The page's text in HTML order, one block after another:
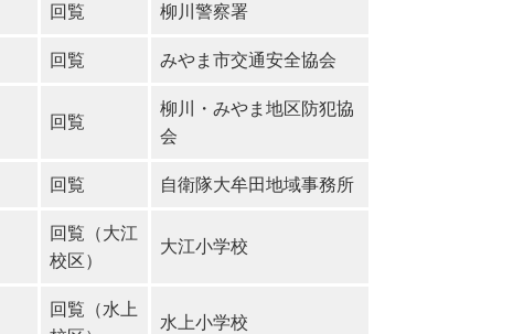
回覧 柳川警察署
回覧 みやま市交通安全協会
回覧
柳川・みやま地区防犯協
会
回覧 自衛隊大牟田地域事務所
回覧（大江
校区）
大江小学校
回覧（水上
水上小学校